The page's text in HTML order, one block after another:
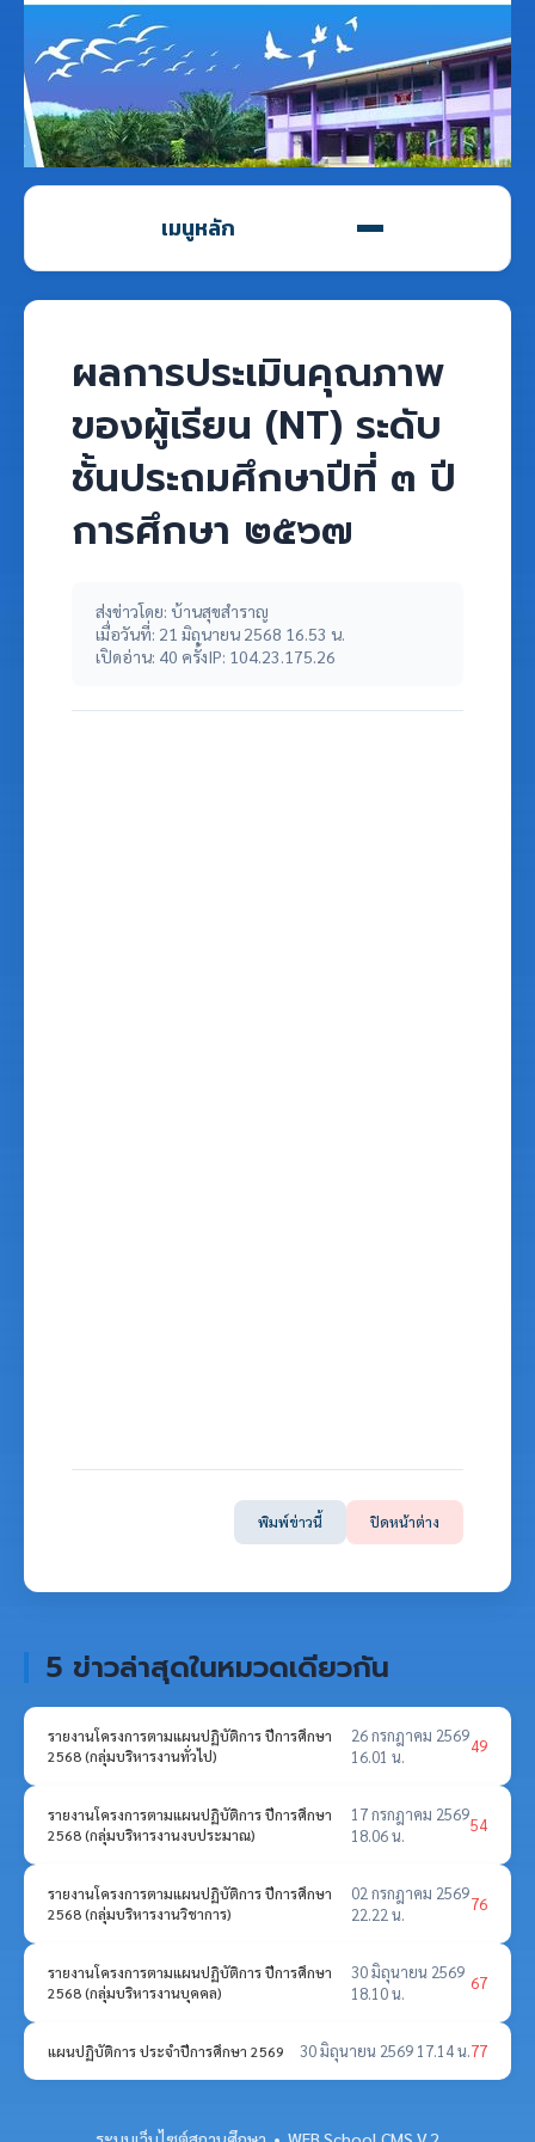
เมนูหลัก
ผลการประเมินคุณภาพ
ของผู้เรียน (NT) ระดับ
ชั้นประถมศึกษาปีที่ ๓ ปี
การศึกษา ๒๕๖๗
ส่งข่าวโดย: บ้านสุขสำราญ
เมื่อวันที่: 21 มิถุนายน 2568 16.53 น.
เปิดอ่าน: 40 ครั้งIP: 104.23.175.26
พิมพ์ข่าวนี้ ปิดหน้าต่าง
5 ข่าวล่าสุดในหมวดเดียวกัน
รายงานโครงการตามแผนปฏิบัติการ ปีการศึกษา
2568 (กลุ่มบริหารงานทั่วไป)
26 กรกฎาคม 2569
16.01 น.
49
รายงานโครงการตามแผนปฏิบัติการ ปีการศึกษา
2568 (กลุ่มบริหารงานงบประมาณ)
17 กรกฎาคม 2569
18.06 น.
54
รายงานโครงการตามแผนปฏิบัติการ ปีการศึกษา
2568 (กลุ่มบริหารงานวิชาการ)
02 กรกฎาคม 2569
22.22 น.
76
รายงานโครงการตามแผนปฏิบัติการ ปีการศึกษา
2568 (กลุ่มบริหารงานบุคคล)
30 มิถุนายน 2569
18.10 น.
67
แผนปฏิบัติการ ประจำปีการศึกษา 2569 30 มิถุนายน 2569 17.14 น.77